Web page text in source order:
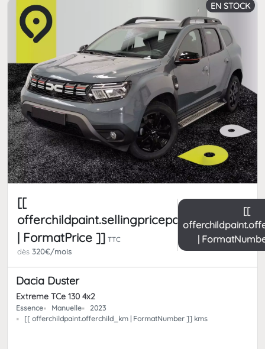
EN STOCK
[[
offerchildpaint.sellingpricepart_ttc
| FormatPrice ]] TTC
dès 320€/mois
[[
|
Dacia Duster
Extreme TCe 130 4x2
Essence Manuelle
2023
[[ offerchildpaint.offerchild_km | FormatNumber ]] kms